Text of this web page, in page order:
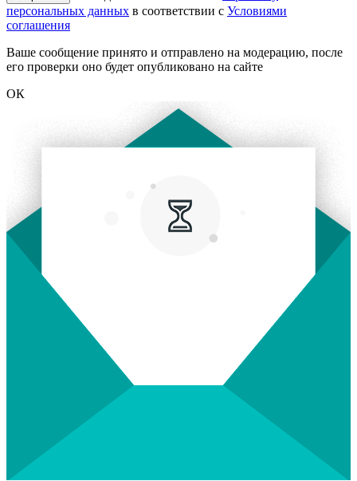
персональных данных в соответствии с Условиями
соглашения
Ваше сообщение принято и отправлено на модерацию, после
его проверки оно будет опубликовано на сайте
ОК